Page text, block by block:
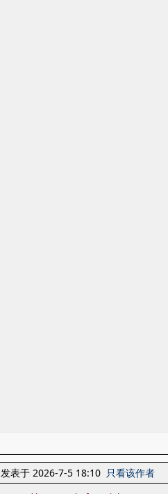
发表于 2026-7-5 18:10 只看该作者